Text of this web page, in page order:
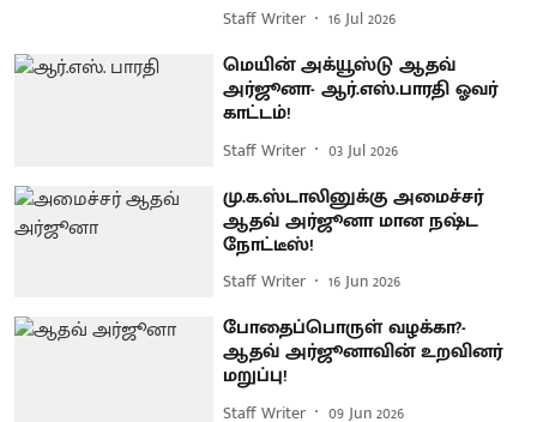
Staff Writer 16 Jul 2026
மெயின் அக்யூஸ்டு ஆதவ்
அர்ஜூனா- ஆர்.எஸ்.பாரதி ஓவர்
காட்டம்!
Staff Writer 03 Jul 2026
மு.க.ஸ்டாலினுக்கு அமைச்சர்
ஆதவ் அர்ஜூனா மான நஷ்ட
நோட்டீஸ்!
Staff Writer 16 Jun 2026
போதைப்பொருள் வழக்கா?-
ஆதவ் அர்ஜூனாவின் உறவினர்
மறுப்பு!
Staff Writer 09 Jun 2026